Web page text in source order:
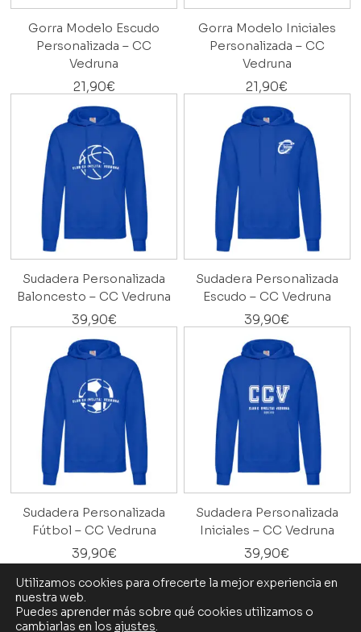
Gorra Modelo Escudo
Personalizada – CC
Vedruna
21,90€
Gorra Modelo Iniciales
Personalizada – CC
Vedruna
21,90€
Sudadera Personalizada
Baloncesto – CC Vedruna
39,90€
Sudadera Personalizada
Escudo – CC Vedruna
39,90€
Sudadera Personalizada
Fútbol – CC Vedruna
39,90€
Sudadera Personalizada
Iniciales – CC Vedruna
39,90€
Utilizamos cookies para ofrecerte la mejor experiencia en
nuestra web.
Puedes aprender más sobre qué cookies utilizamos o
cambiarlas en los ajustes.